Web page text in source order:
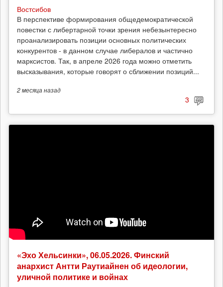
Востсибов
В перспективе формирования общедемократической
повестки с либертарной точки зрения небезынтересно
проанализировать позиции основных политических
конкурентов - в данном случае либералов и частично
марксистов. Так, в апреле 2026 года можно отметить
высказывания, которые говорят о сближении позиций...
2 месяцаназад
3
«Эхо Хельсинки», 06.05.2026. Финский
анархист Антти Раутиайнен об идеологии,
уличной политике и войнах